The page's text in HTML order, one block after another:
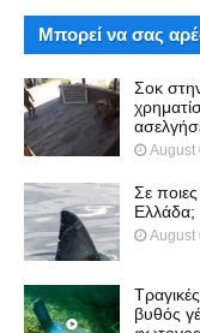
Μπορεί να σας
Σοκ
August
Σε
Ελλάδα;
August
βυθός